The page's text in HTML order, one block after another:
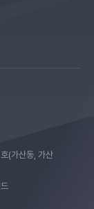
(가산동, 가산